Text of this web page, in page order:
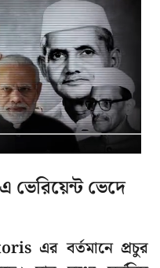
ভেদে
এর বর্তমানে প্রচুর